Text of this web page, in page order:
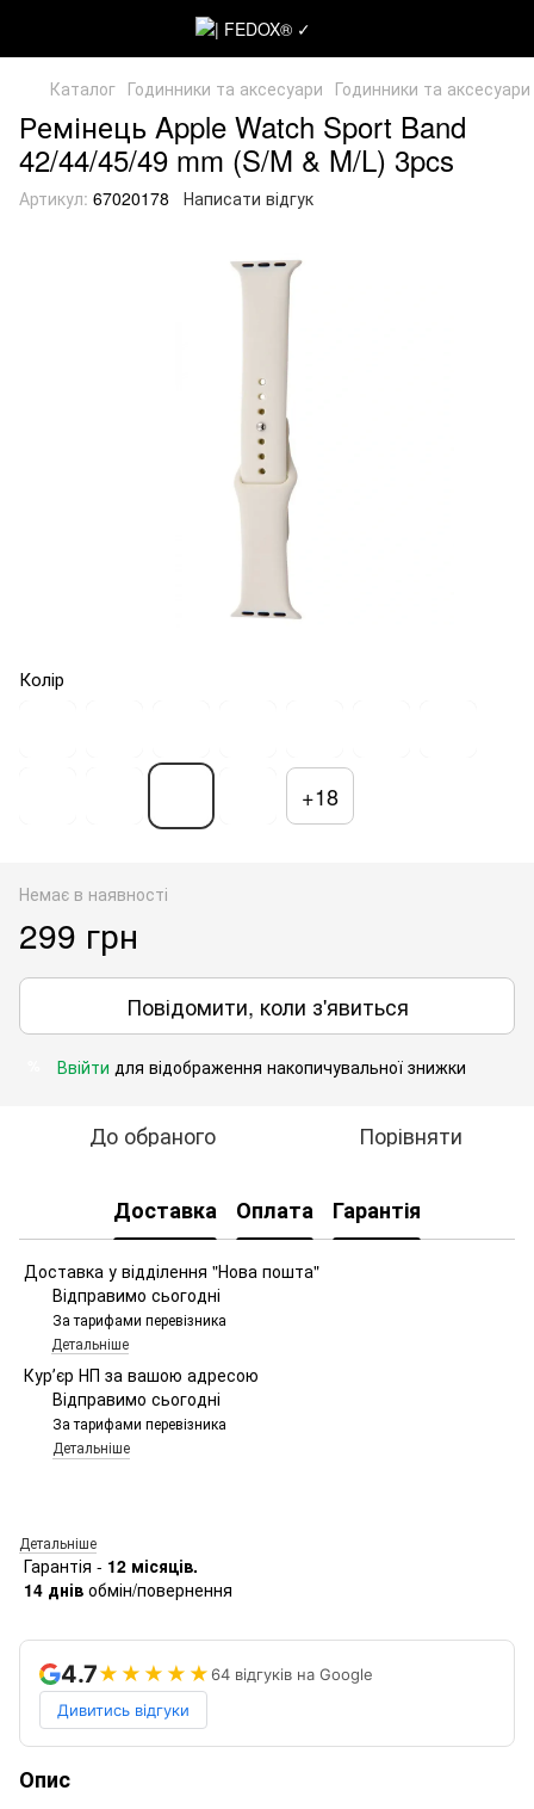
Каталог Годинники та аксесуари Годинники та
Ремінець Apple Watch Sport Band
42/44/45/49 mm (S/M & M/L) 3pcs
Артикул: 67020178 Написати відгук
Колір
+18
Немає в наявності
299 грн
Повідомити, коли з'явиться
Ввійти для відображення накопичувальної знижки
До обраного Порівняти
Доставка Оплата Гарантія
Доставка у відділення "Нова пошта"
Відправимо сьогодні
За тарифами перевізника
Детальніше
Курʼєр НП за вашою адресою
Відправимо сьогодні
За тарифами перевізника
Детальніше
Детальніше
Гарантія - 12 місяців.
14 днів обмін/повернення
4.7★★★★★64 відгуків на Google
Дивитись відгуки
Опис